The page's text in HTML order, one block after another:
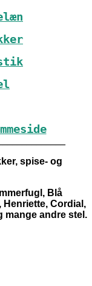
spise- og
Blå
Henriette, Cordial,
mange andre stel.